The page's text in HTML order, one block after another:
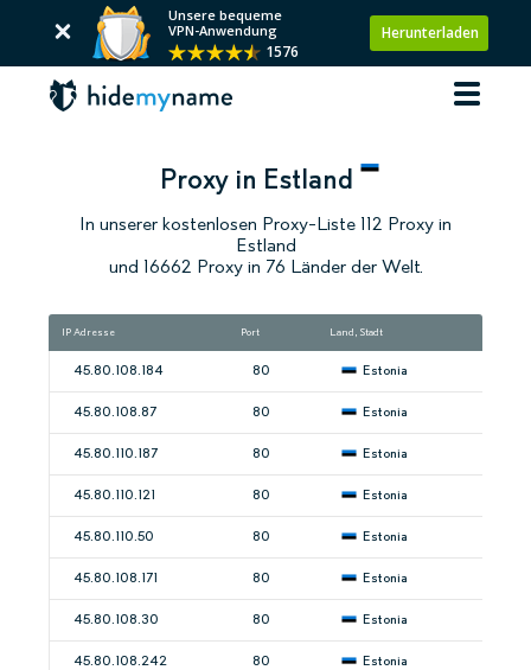
Unsere bequeme
VPN-Anwendung
1576
Herunterladen
Proxy in Estland
In unserer kostenlosen Proxy-Liste 112 Proxy in
Estland
und 16662 Proxy in 76 Länder der Welt.
IP Adresse Port Land, Stadt
45.80.108.184 80 Estonia
45.80.108.87 80 Estonia
45.80.110.187 80 Estonia
45.80.110.121 80 Estonia
45.80.110.50 80 Estonia
45.80.108.171 80 Estonia
45.80.108.30 80 Estonia
45.80.108.242 80 Estonia